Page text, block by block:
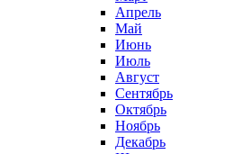
Апрель
Май
Июнь
Июль
Август
Сентябрь
Октябрь
Ноябрь
Декабрь